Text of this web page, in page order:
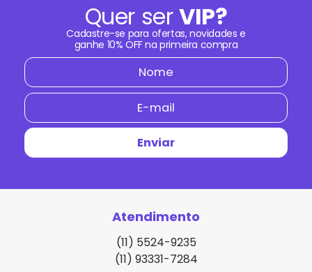
Quer serVIP?
Cadastre-se para ofertas, novidades e
ganhe 10% OFFna primeira compra
Atendimento
(11) 5524-9235
(11) 93331-7284